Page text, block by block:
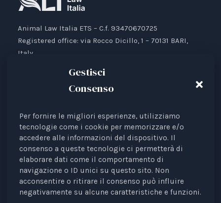
Gestisci
Consenso
Per fornire le migliori esperienze, utilizziamo
tecnologie come i cookie per memorizzare e/o
accedere alle informazioni del dispositivo. Il
consenso a queste tecnologie ci permetterà di
elaborare dati come il comportamento di
navigazione o ID unici su questo sito. Non
acconsentire o ritirare il consenso può influire
negativamente su alcune caratteristiche e funzioni.
Animal Law Italia ETS – C.f. 93470670725
Registered office: via Rocco Dicillo, 1 – 70131 BARI,
Italy.
IBAN: IT87V0501804000000017176777
Animal Law Italia is an Italian Third Sector Entity
listed in the RUNTS register (Rep. 4 of 01/03/2022),
recognised as an interest representative before the
European Institutions.
The journalDiritti degli Animali. Profili Etici, Scientifici e
Giuridiciis a periodical registered with the Court of